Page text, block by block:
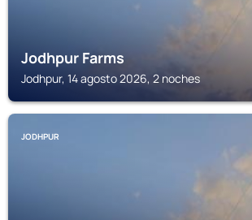
Jodhpur Farms
Jodhpur, 14 agosto 2026, 2 noches
JODHPUR